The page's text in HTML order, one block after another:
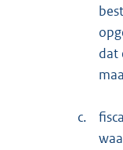
dat
c.